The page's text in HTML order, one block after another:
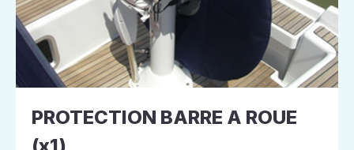
PROTECTION BARRE A ROUE